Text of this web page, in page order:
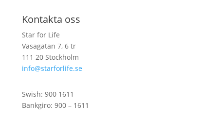
Kontakta oss
Star for Life
Vasagatan 7, 6 tr
111 20 Stockholm
info@starforlife.se
Swish: 900 1611
Bankgiro: 900 – 1611